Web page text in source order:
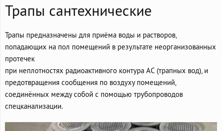
Трапы сантехнические
Трапы предназначены для приёма воды и растворов,
попадающих на пол помещений в результате неорганизованных
протечек
при неплотностях радиоактивного контура АС (трапных вод), и
предотвращения сообщения по воздуху помещений,
соединённых между собой с помощью трубопроводов
спецканализации.